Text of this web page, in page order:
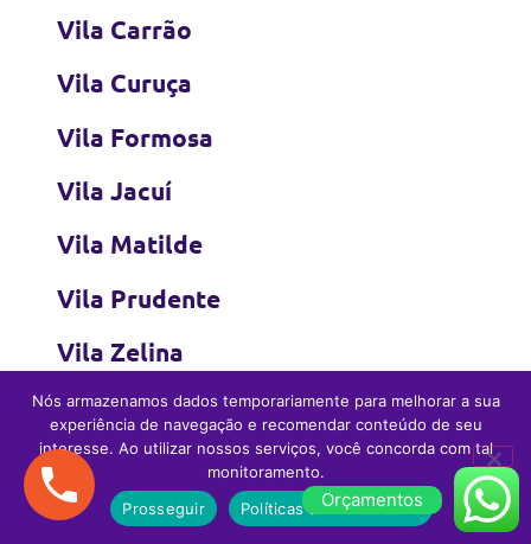
Vila Carrão
Vila Curuça
Vila Formosa
Vila Jacuí
Vila Matilde
Vila Prudente
Vila Zelina
Zona Sul
Água Funda
Orçamentos
Nós armazenamos dados temporariamente para melhorar a sua
experiência de navegação e recomendar conteúdo de seu
interesse. Ao utilizar nossos serviços, você concorda com tal
monitoramento.
Prosseguir
Políticas de Privacidade